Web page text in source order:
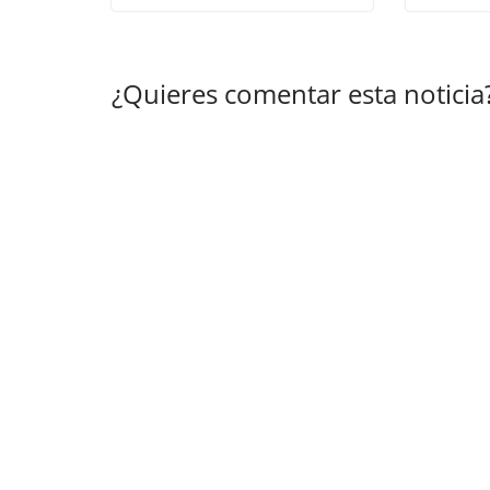
¿Quieres comentar esta